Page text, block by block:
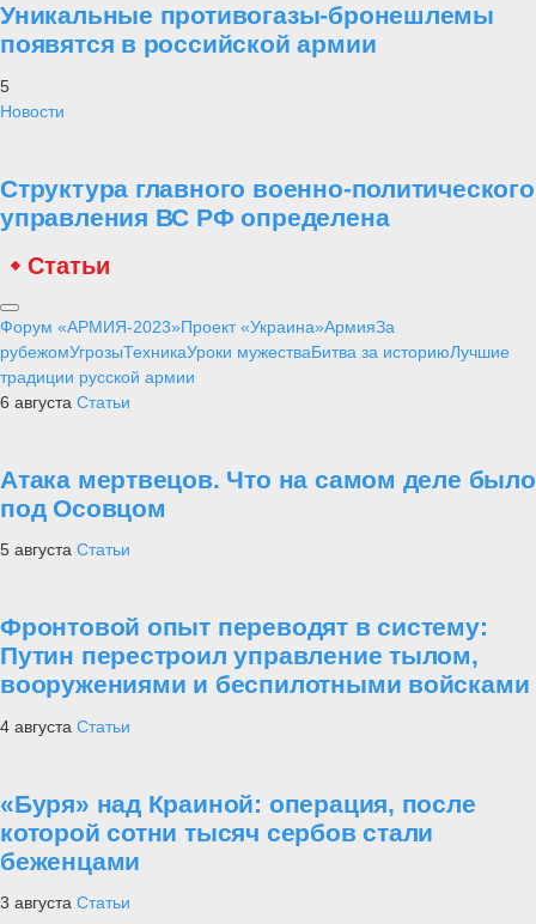
Уникальные противогазы-бронешлемы
появятся в российской армии
5
Новости
Структура главного военно-политического
управления ВС РФ определена
Статьи
Форум «АРМИЯ-2023»Проект «Украина»АрмияЗа
рубежомУгрозыТехникаУроки мужестваБитва за историюЛучшие
традиции русской армии
6 августа Статьи
Атака мертвецов. Что на самом деле было
под Осовцом
5 августа Статьи
Фронтовой опыт переводят в систему:
Путин перестроил управление тылом,
вооружениями и беспилотными войсками
4 августа Статьи
«Буря» над Краиной: операция, после
которой сотни тысяч сербов стали
беженцами
3 августа Статьи